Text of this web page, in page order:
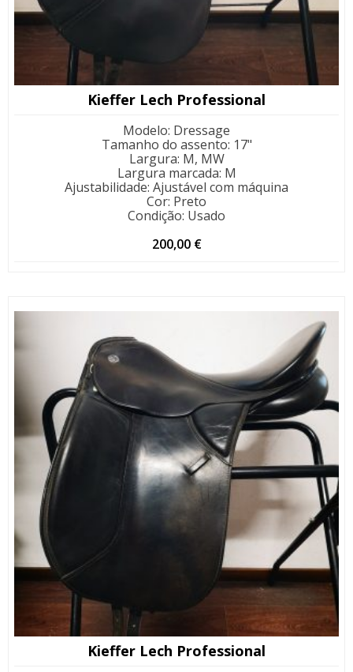
Kieffer Lech Professional
Modelo: Dressage
Tamanho do assento: 17"
Largura: M, MW
Largura marcada: M
Ajustabilidade: Ajustável com máquina
Cor: Preto
Condição: Usado
200,00 €
Kieffer Lech Professional